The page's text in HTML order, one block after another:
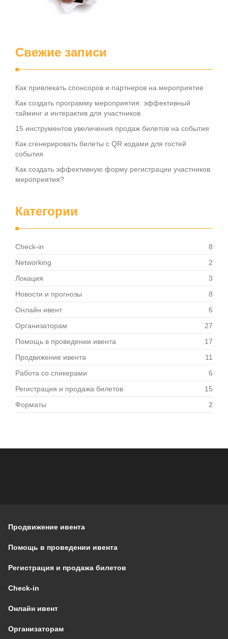
Свежие записи
Как привлекать спонсоров и партнеров на мероприятие
Как создать программу мероприятия: эффективный
тайминг и интерактив для участников
15 инструментов увеличения продаж билетов на события
Как сгенерировать билеты с QR кодами для гостей
события
Как создать эффективную форму регистрации участников
мероприятия?
Категории
Check-in
8
Networking
2
Локация
3
Новости и прогнозы
8
Онлайн ивент
6
Организаторам
27
Помощь в проведении ивента
17
Продвижение ивента
11
Работа со спикерами
6
Регистрация и продажа билетов
15
Форматы
2
Продвижение ивента
Помощь в проведении ивента
Регистрация и продажа билетов
Check-in
Онлайн ивент
Организаторам